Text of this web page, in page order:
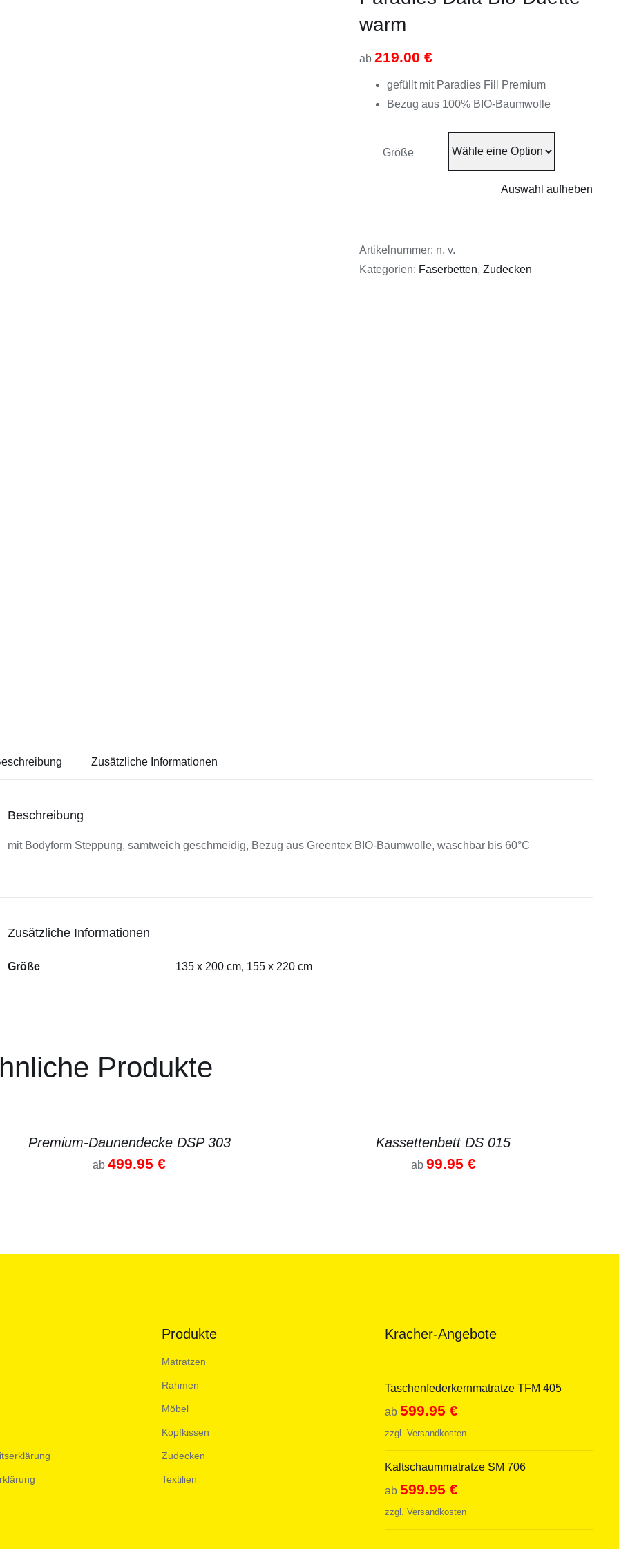
warm
ab 219.00 €
gefüllt mit Paradies Fill Premium
Bezug aus 100% BIO-Baumwolle
Größe
Auswahl aufheben
Artikelnummer: n. v.
Kategorien: Faserbetten, Zudecken
Zusätzliche Informationen
Beschreibung
mit Bodyform Steppung, samtweich geschmeidig, Bezug aus Greentex BIO-Baumwolle, waschbar bis 60°C
Zusätzliche Informationen
Größe 135 x 200 cm, 155 x 220 cm
Produkte
Premium-Daunendecke DSP 303
ab499.95€
Kassettenbett DS 015
ab 99.95 €
Produkte
Matratzen
Rahmen
Möbel
Kopfkissen
Zudecken
Textilien
Kracher-Angebote
Taschenfederkernmatratze TFM 405
ab 599.95 €
zzgl. Versandkosten
Kaltschaummatratze SM 706
ab 599.95 €
zzgl. Versandkosten